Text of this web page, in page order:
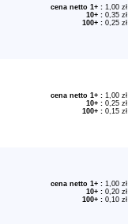
cena netto 1+ : 1,00 zł
10+ : 0,35 zł
100+ : 0,25 zł
cena netto 1+ : 1,00 zł
10+ : 0,25 zł
100+ : 0,15 zł
cena netto 1+ : 1,00 zł
10+ : 0,20 zł
100+ : 0,10 zł